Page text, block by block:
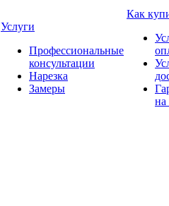
Услуги
Профессиональные
консультации
Нарезка
Замеры
Как
на